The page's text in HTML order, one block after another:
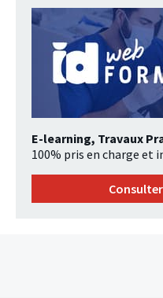
E-learning, Travaux
100% pris en charge et